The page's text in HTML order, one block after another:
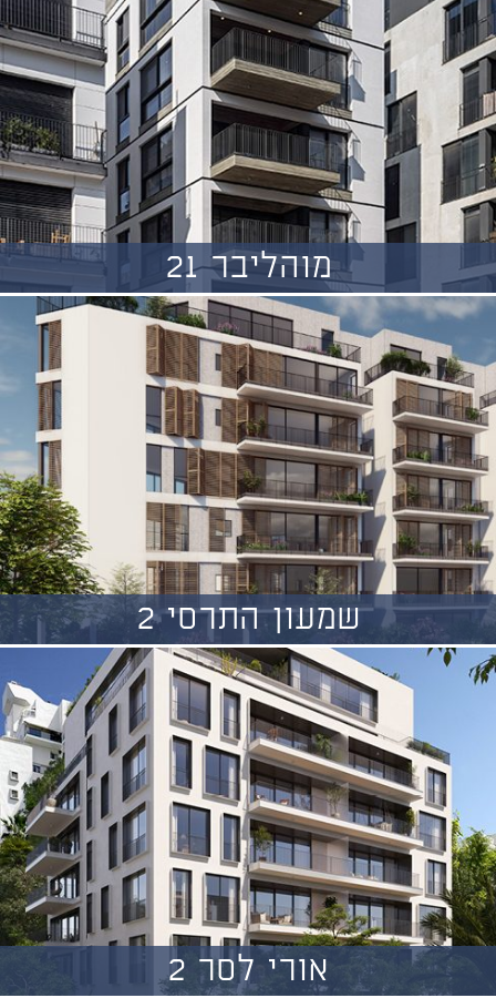
מוהליבר 21
שמעון התרסי 2
אורי לסר 2